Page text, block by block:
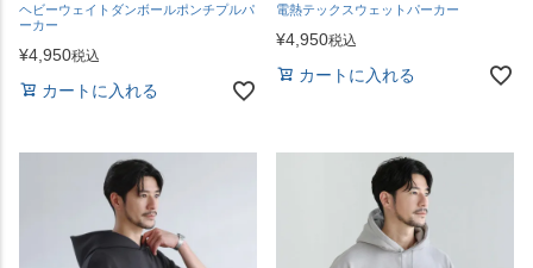
ヘビーウェイトダンボールポンチプルパ
ーカー
¥4,950税込
カートに入れる
電熱テックスウェットパーカー
¥4,950税込
カートに入れる